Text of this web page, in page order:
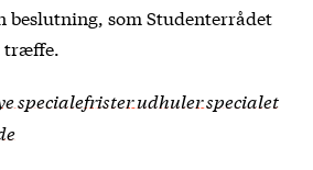
beslutning, som Studenterrådet
træffe.
specialefrister udhuler specialet